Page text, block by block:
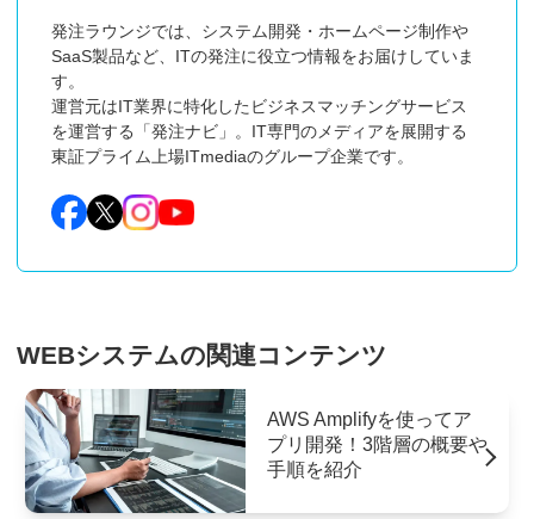
発注ラウンジでは、システム開発・ホームページ制作や
SaaS製品など、ITの発注に役立つ情報をお届けしていま
す。
運営元はIT業界に特化したビジネスマッチングサービス
を運営する「発注ナビ」。IT専門のメディアを展開する
東証プライム上場ITmediaのグループ企業です。
WEBシステムの関連コンテンツ
AWS Amplifyを使ってア
プリ開発！3階層の概要や
手順を紹介